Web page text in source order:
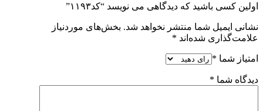
اولین کسی باشید که دیدگاهی می نویسد “کد۱۱۹۳”
نشانی ایمیل شما منتشر نخواهد شد. بخش‌های موردنیاز
علامت‌گذاری شده‌اند *
امتیاز شما *
دیدگاه شما *